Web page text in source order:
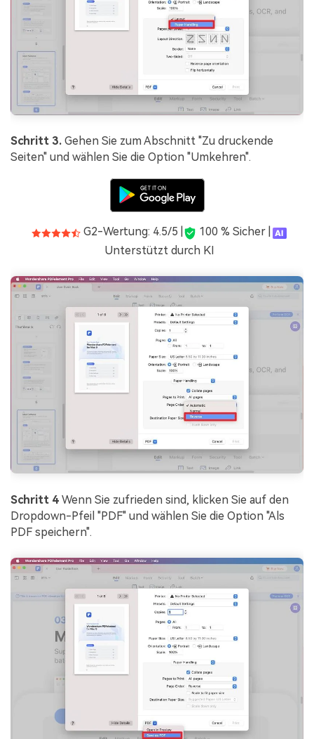
Schritt 3. Gehen Sie zum Abschnitt "Zu druckende
Seiten" und wählen Sie die Option "Umkehren".
G2-Wertung: 4.5/5 |
100 % Sicher |
Unterstützt durch KI
Schritt 4 Wenn Sie zufrieden sind, klicken Sie auf den
Dropdown-Pfeil "PDF" und wählen Sie die Option "Als
PDF speichern".